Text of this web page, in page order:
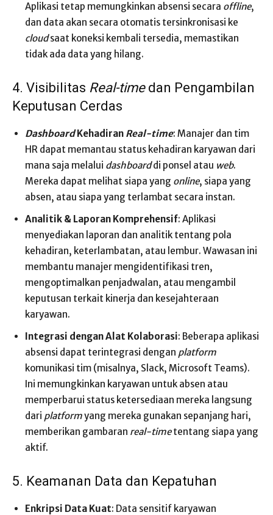
Aplikasi tetap memungkinkan absensi secara offline,
dan data akan secara otomatis tersinkronisasi ke
cloudsaat koneksi kembali tersedia, memastikan
tidak ada data yang hilang.
4. Visibilitas Real-timedan Pengambilan
Keputusan Cerdas
DashboardKehadiran Real-time: Manajer dan tim
HR dapat memantau status kehadiran karyawan dari
mana saja melalui dashboarddi ponsel atau web.
Mereka dapat melihat siapa yang online, siapa yang
absen, atau siapa yang terlambat secara instan.
Analitik & Laporan Komprehensif: Aplikasi
menyediakan laporan dan analitik tentang pola
kehadiran, keterlambatan, atau lembur. Wawasan ini
membantu manajer mengidentifikasi tren,
mengoptimalkan penjadwalan, atau mengambil
keputusan terkait kinerja dan kesejahteraan
karyawan.
Integrasi dengan Alat Kolaborasi: Beberapa aplikasi
absensi dapat terintegrasi dengan platform
komunikasi tim (misalnya, Slack, Microsoft Teams).
Ini memungkinkan karyawan untuk absen atau
memperbarui status ketersediaan mereka langsung
dari platformyang mereka gunakan sepanjang hari,
memberikan gambaran real-timetentang siapa yang
aktif.
5. Keamanan Data dan Kepatuhan
Enkripsi Data Kuat: Data sensitif karyawan